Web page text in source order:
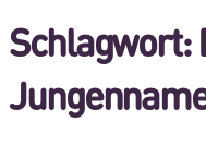
Schlagwort: